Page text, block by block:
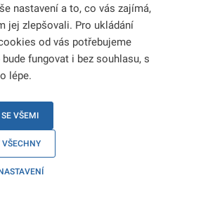
nastavení a to, co vás zajímá,
jej zlepšovali. Pro ukládání
od vás potřebujeme
fungovat i bez souhlasu, s
lépe.
VŠEMI
§ 64
českého
jak hlásit